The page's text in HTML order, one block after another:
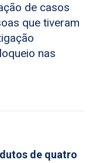
de casos
que tiveram
nas
de quatro